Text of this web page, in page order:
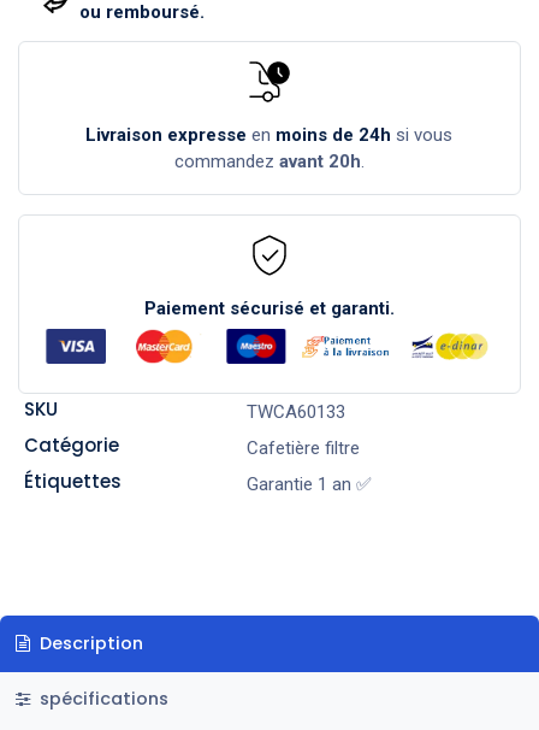
ou remboursé.
Livraison expresse en moins de 24h si vous
commandez avant 20h.
Paiement sécurisé et garanti.
SKU TWCA60133
Catégorie Cafetière filtre
Étiquettes Garantie 1 an ✅
Description
spécifications